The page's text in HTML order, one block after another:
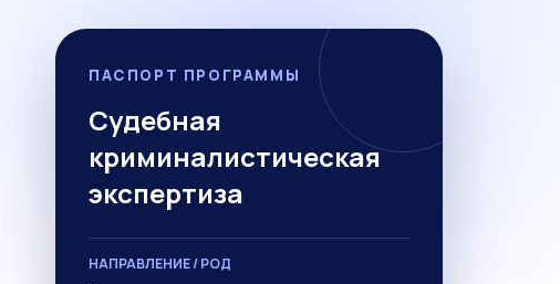
ПАСПОРТ ПРОГРАММЫ
Судебная
криминалистическая
экспертиза
НАПРАВЛЕНИЕ / РОД